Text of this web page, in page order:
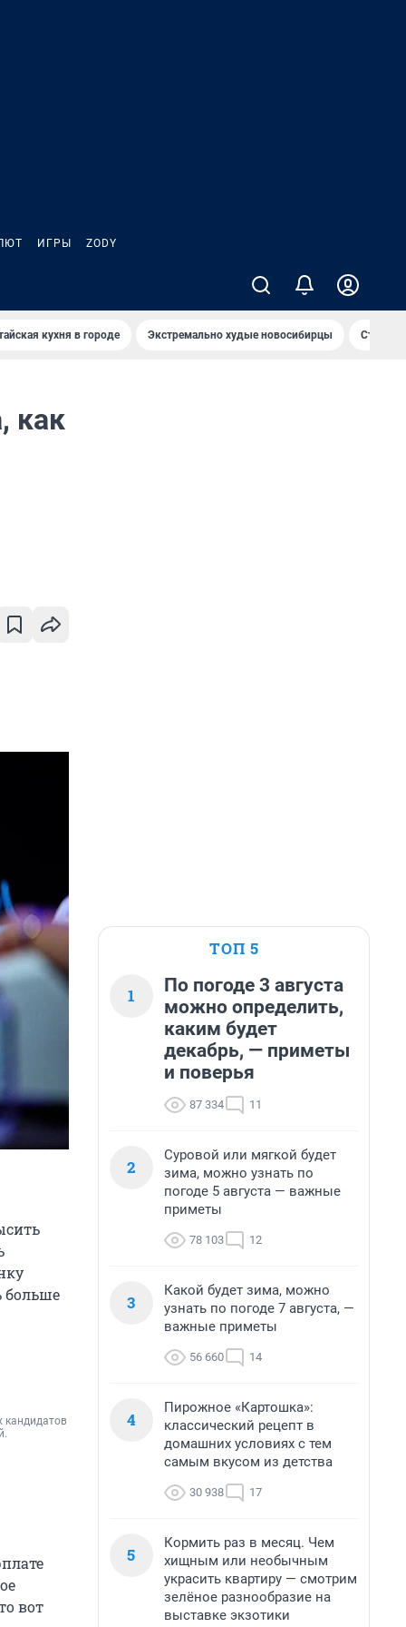
ИГРЫ ZODY
кухня в городе Экстремально худые новосибирцы Старт
как
больше
кандидатов
вот
ТОП 5
1
По погоде 3 августа
можно определить,
каким будет
декабрь, — приметы
и поверья
87 334 11
2
Суровой или мягкой будет
зима, можно узнать по
погоде 5 августа — важные
приметы
78 103 12
3
Какой будет зима, можно
узнать по погоде 7 августа, —
важные приметы
56 660 14
4
Пирожное «Картошка»:
классический рецепт в
домашних условиях с тем
самым вкусом из детства
30 938 17
5
Кормить раз в месяц. Чем
хищным или необычным
украсить квартиру — смотрим
зелёное разнообразие на
выставке экзотики